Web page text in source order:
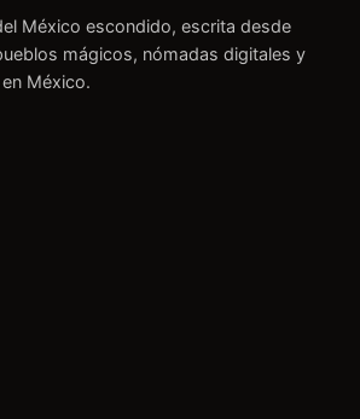
México escondido, escrita desde
mágicos, nómadas digitales y
México.